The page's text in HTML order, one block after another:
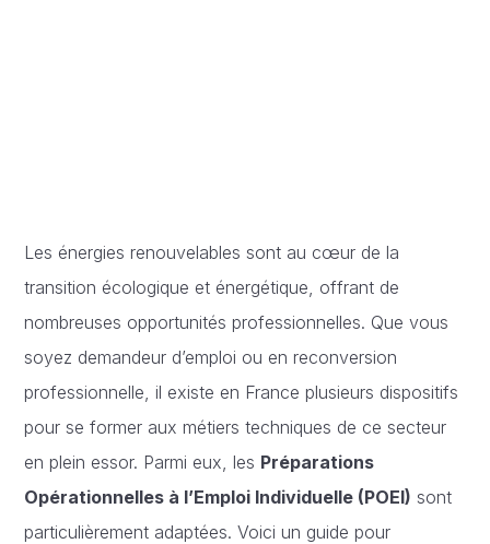
Les énergies renouvelables sont au cœur de la
transition écologique et énergétique, offrant de
nombreuses opportunités professionnelles. Que vous
soyez demandeur d’emploi ou en reconversion
professionnelle, il existe en France plusieurs dispositifs
pour se former aux métiers techniques de ce secteur
en plein essor. Parmi eux, les Préparations
Opérationnelles à l’Emploi Individuelle (POEI) sont
particulièrement adaptées. Voici un guide pour